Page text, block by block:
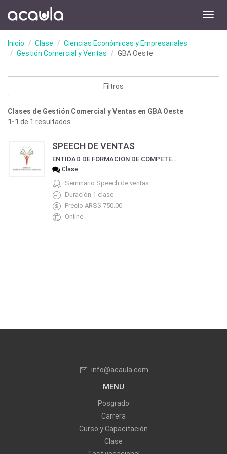
Inicio Clase
Ciencias Económicas y Empresariales
Gestión Comercial y Ventas
GBA Oeste
Filtros
Clases de Gestión Comercial y Ventas en GBA Oeste
1-1 de 1 resultados
SPEECH DE VENTAS
ENTIDAD DE FORMACIÓN DE COMPETENCIAS
Clase
Seminario Speech de ventas
Duración 1 clase
Precio ARS$ 750.00
Online
info@acaula.com
MENU
Posgrado
Carrera
Curso y Capacitación
Clase